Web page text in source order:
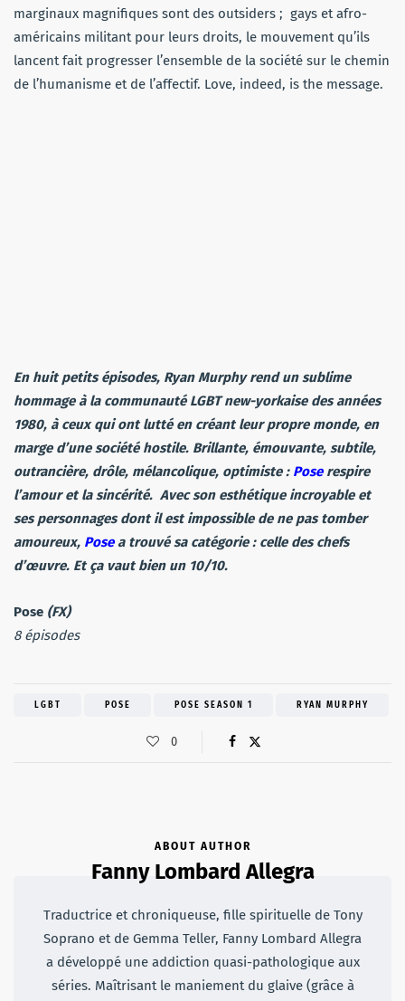
marginaux magnifiques sont des outsiders ; gays et afro-
américains militant pour leurs droits, le mouvement qu’ils
lancent fait progresser l’ensemble de la société sur le chemin
de l’humanisme et de l’affectif. Love, indeed, is the message.
En huit petits épisodes, Ryan Murphy rend un sublime
hommage à la communauté LGBT new-yorkaise des années
1980, à ceux qui ont lutté en créant leur propre monde, en
marge d’une société hostile. Brillante, émouvante, subtile,
outrancière, drôle, mélancolique, optimiste : Poserespire
l’amour et la sincérité. Avec son esthétique incroyable et
ses personnages dont il est impossible de ne pas tomber
amoureux, Posea trouvé sa catégorie : celle des chefs
d’œuvre. Et ça vaut bien un 10/10.
Pose (FX)
8 épisodes
LGBT POSE POSE SEASON 1 RYAN MURPHY
0
ABOUT AUTHOR
Fanny Lombard Allegra
Traductrice et chroniqueuse, fille spirituelle de Tony
Soprano et de Gemma Teller, Fanny Lombard Allegra
a développé une addiction quasi-pathologique aux
séries. Maîtrisant le maniement du glaive (grâce à